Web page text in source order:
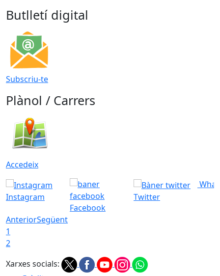
Butlletí digital
Subscriu-te
Plànol / Carrers
Accedeix
Instagram
Facebook
Twitter
AnteriorSegüent
1
2
Xarxes socials: